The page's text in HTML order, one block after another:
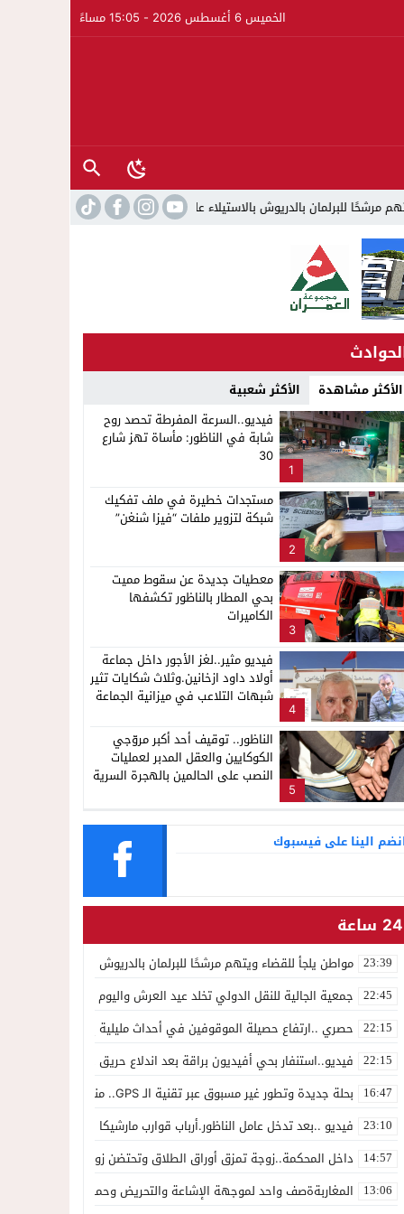
الخميس 6 أغسطس 2026 - 15:05 مساءً
على 22 مليون سنتيم 22:45 جمعية الجالية للنقل
الأكثر مشاهدة الأكثر شعبية
1
فيديو..السرعة المفرطة تحصد روح
شابة في الناظور: مأساة تهز شارع
30
2
مستجدات خطيرة في ملف تفكيك
شبكة لتزوير ملفات “فيزا شنغن”
3
معطيات جديدة عن سقوط مميت
بحي المطار بالناظور تكشفها
الكاميرات
4
فيديو مثير..لغز الأجور داخل جماعة
أولاد داود ازخانين.وثلاث شكايات تثير
شبهات التلاعب في ميزانية الجماعة
5
الناظور.. توقيف أحد أكبر مروّجي
الكوكايين والعقل المدبر لعمليات
النصب على الحالمين بالهجرة السرية
الينا على فيسبوك
24 ساعة
23:39 مواطن يلجأ للقضاء ويتهم مرشحًا للبرلمان بالدريوش بالاستيلاء على 22 مليون سنتيم
22:45 جمعية الجالية للنقل الدولي تخلد عيد العرش واليوم الوطني للمهاجر
22:15 حصري ..ارتفاع حصيلة الموقوفين في أحداث مليلية إلى 82 شخصًا وتحقيقات تقود إلى متابعات جنائية ثقيلة
22:15 فيديو..استنفار بحي أفيديون براقة بعد اندلاع حريق داخل ضيعة فلاحية
16:47 بحلة جديدة وتطور غير مسبوق عبر تقنية الـ GPS.. منصة “مرحباناظور” تعزز مكانتها كوجهة أولى لسكان إقليمي الناظور والدريوش
23:10 فيديو ..بعد تدخل عامل الناظور.أرباب قوارب مارشيكا يعلقون احتجاجهم
14:57 داخل المحكمة..زوجة تمزق أوراق الطلاق وتحتضن زوجها في لحظة
13:06 المغاربةةصف واحد لموجهة الإشاعة والتحريض وحملات التضليل